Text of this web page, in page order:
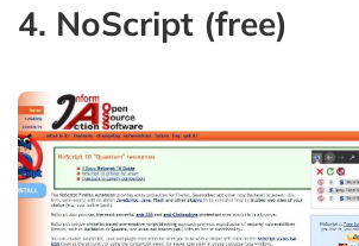
4. NoScript (free)